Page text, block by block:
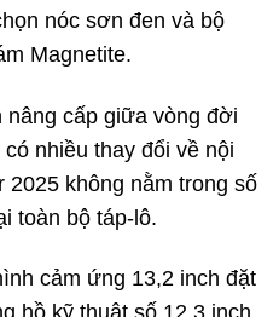
nóc sơn đen và bộ
Magnetite.
cấp giữa vòng đời
nhiều thay đổi về nội
không nằm trong số
toàn bộ táp-lô.
cảm ứng 13,2 inch đặt